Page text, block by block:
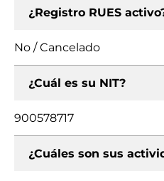
¿Registro RUES
No / Cancelado
¿Cuál es su NIT?
900578717
¿Cuáles son sus